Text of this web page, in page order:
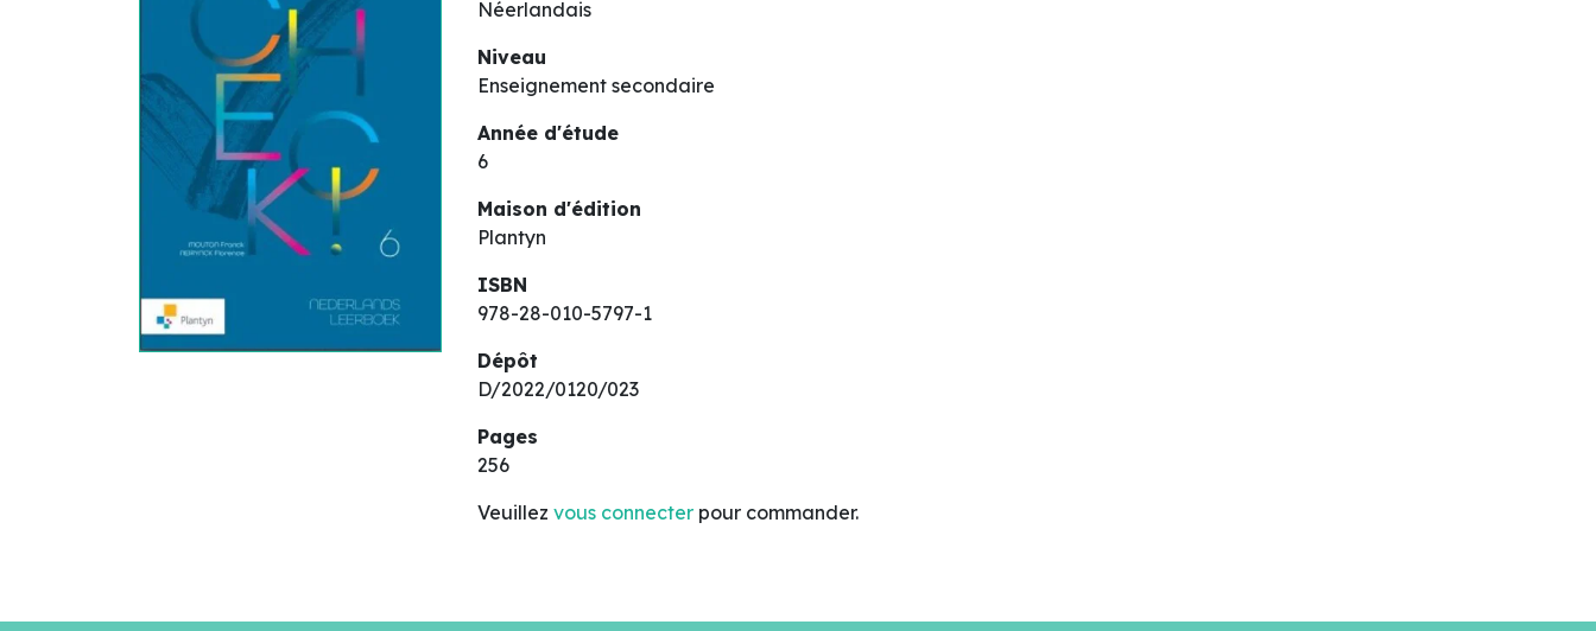
Néerlandais
Niveau
Enseignement secondaire
Année d'étude
6
Maison d'édition
Plantyn
ISBN
978-28-010-5797-1
Dépôt
D/2022/0120/023
Pages
256
Veuillez vous connecter pour commander.